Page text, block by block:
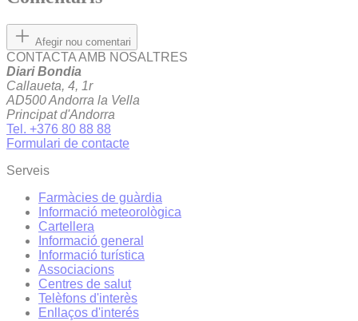
Afegir nou comentari
CONTACTA AMB NOSALTRES
Diari Bondia
Callaueta, 4, 1r
AD500 Andorra la Vella
Principat d'Andorra
Tel. +376 80 88 88
Formulari de contacte
Serveis
Farmàcies de guàrdia
Informació meteorològica
Cartellera
Informació general
Informació turística
Associacions
Centres de salut
Telèfons d'interès
Enllaços d'interés